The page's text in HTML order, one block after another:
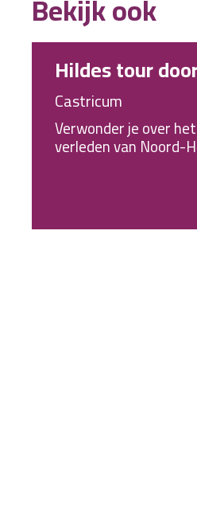
Hildes tour
Castricum
Verwonder je over
verleden van Noord-